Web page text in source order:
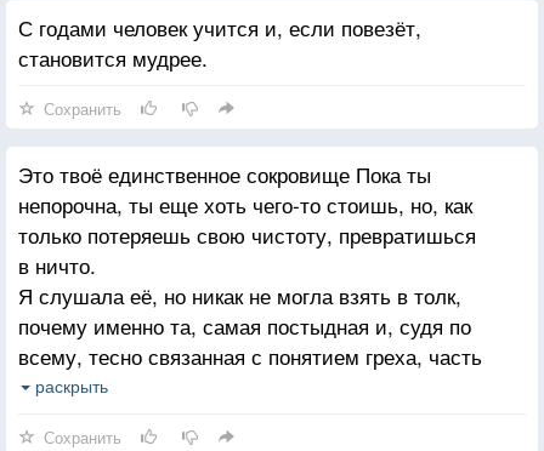
С годами человек учится и, если повезёт,
становится мудрее.
Сохранить
Это твоё единственное сокровище Пока ты
непорочна, ты еще хоть чего-то стоишь, но, как
только потеряешь свою чистоту, превратишься
в ничто.
Я слушала её, но никак не могла взять в толк,
почему именно та, самая постыдная и, судя по
всему, тесно связанная с понятием греха, часть
моего тела одновременно является столь ценной
раскрыть
Сохранить